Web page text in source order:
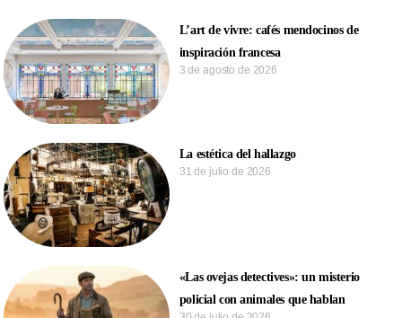
L’art de vivre: cafés mendocinos de
inspiración francesa
3 de agosto de 2026
La estética del hallazgo
31 de julio de 2026
«Las ovejas detectives»: un misterio
policial con animales que hablan